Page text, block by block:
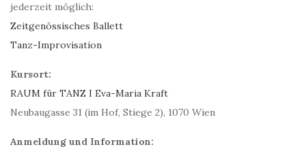
jederzeit möglich:
Zeitgenössisches Ballett
Tanz-Improvisation
Kursort:
RAUM für TANZ I Eva-Maria Kraft
Neubaugasse 31 (im Hof, Stiege 2), 1070 Wien
Anmeldung und Information: